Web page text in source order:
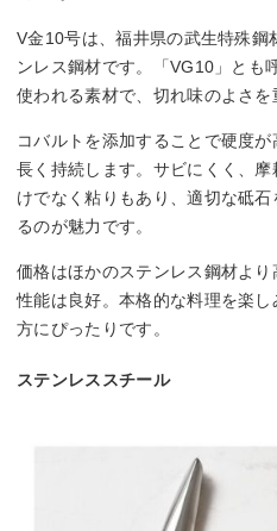
V金10号は、福井県の武生特殊鋼
ンレス鋼材です。「VG10」とも
使われる素材で、切れ味のよさを
コバルトを添加することで硬度
長く持続します。サビにくく、
けでなく粘りもあり、適切な砥
るのが魅力です。
価格はほかのステンレス鋼材よ
性能は良好。本格的な料理を楽
方にぴったりです。
ステンレススチール